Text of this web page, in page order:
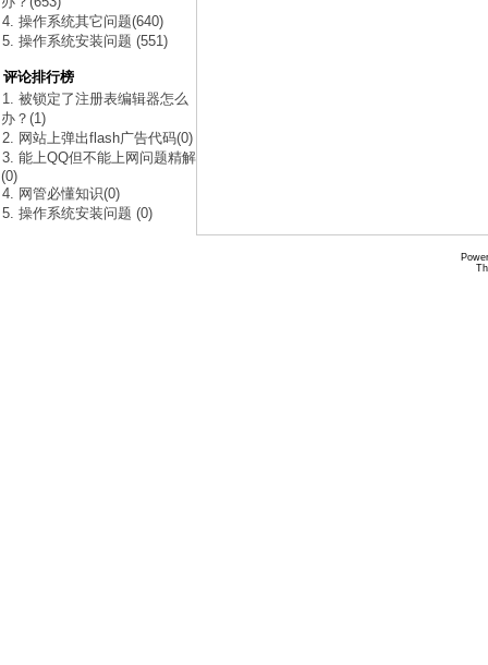
4. 操作系统其它问题(640)
5. 操作系统安装问题 (551)
评论排行榜
1. 被锁定了注册表编辑器怎么
办？(1)
2. 网站上弹出flash广告代码(0)
3. 能上QQ但不能上网问题精解
(0)
4. 网管必懂知识(0)
5. 操作系统安装问题 (0)